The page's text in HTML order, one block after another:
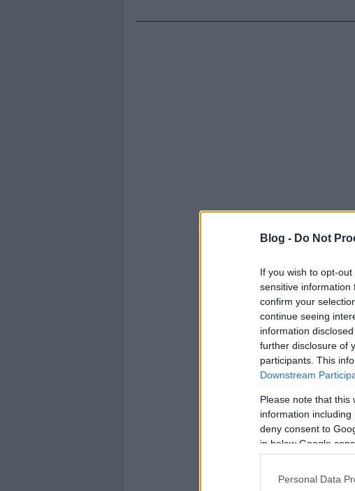
Blog - Do Not
If you wish to opt-
sensitive information
confirm your
continue seeing
information
further disclosure of
participants. This
Downstream
Please note that this
information
deny consent to
in below Google
Personal Data